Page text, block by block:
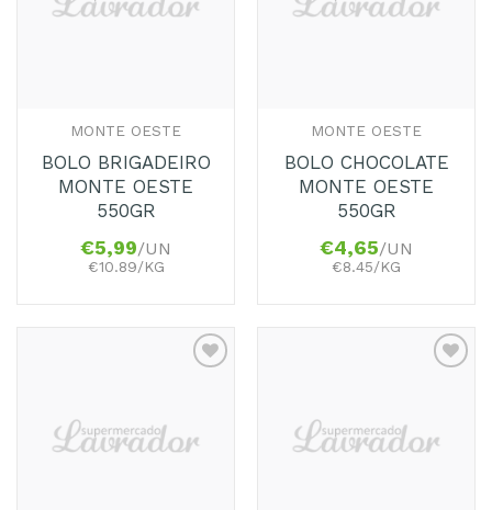
MONTE OESTE
BOLO BRIGADEIRO
MONTE OESTE
550GR
€5,99/UN
€10.89/KG
MONTE OESTE
BOLO CHOCOLATE
MONTE OESTE
550GR
€4,65/UN
€8.45/KG
Favoritos
Favoritos